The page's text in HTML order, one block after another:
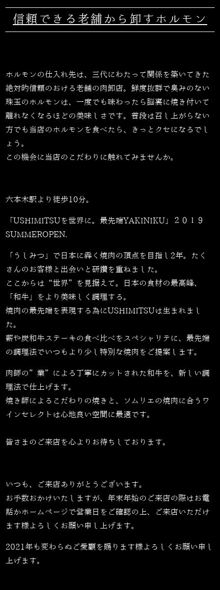
信頼できる老舗から卸すホルモン
ホルモンの仕入れ先は、三代にわたって関係を築いてきた
絶対的信頼のおける老舗の肉卸店。鮮度抜群で臭みのない
珠玉のホルモンは、一度でも味わったら脳裏に焼き付いて
離れなくなるほどの美味しさです。普段は召し上がらない
方でも当店のホルモンを食べたら、きっとクセになるでし
ょう。
この機会に当店のこだわりに触れてみませんか。
六本木駅より徒歩10分。
「USHIMITSUを世界に。最先端YAKINIKU」２０１９
SUMMEROPEN.
「うしみつ」で日本に犇く焼肉の頂点を目指し2年。たく
さんのお客様と出会いと研鑽を重ねました。
ここからは“世界”を見据えて。日本の食材の最高峰、
「和牛」をより美味しく調理する。
焼肉の最先端を表現する為にUSHIMITSUは生まれまし
た。
薪や炭和牛ステーキの食べ比べをスペシャリテに、最先端
の調理法でいつもより少し特別な焼肉をご提案します。
肉師の”業”による丁寧にカットされた和牛を、新しい調
理法で仕上げます。
焼き師によるこだわりの焼きと、ソムリエの焼肉に合うワ
インセレクトは心地良い空間に最適です。
皆さまのご来店を心よりお待ちしております。
いつも、ご来店ありがとうございます。
お手数おかけいたしますが、年末年始のご来店の際はお電
話かホームページで営業日をご確認の上、ご来店いただけ
ます様よろしくお願い申し上げます。
2021年も変わらぬご愛顧を賜ります様よろしくお願い申し
上げます。